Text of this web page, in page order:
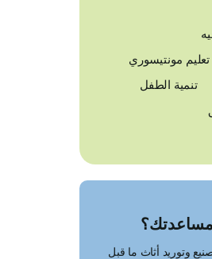
تعليم مونتيسوري
تنمية الطفل
مساعدتك؟
وتوريد أثاث ما قبل